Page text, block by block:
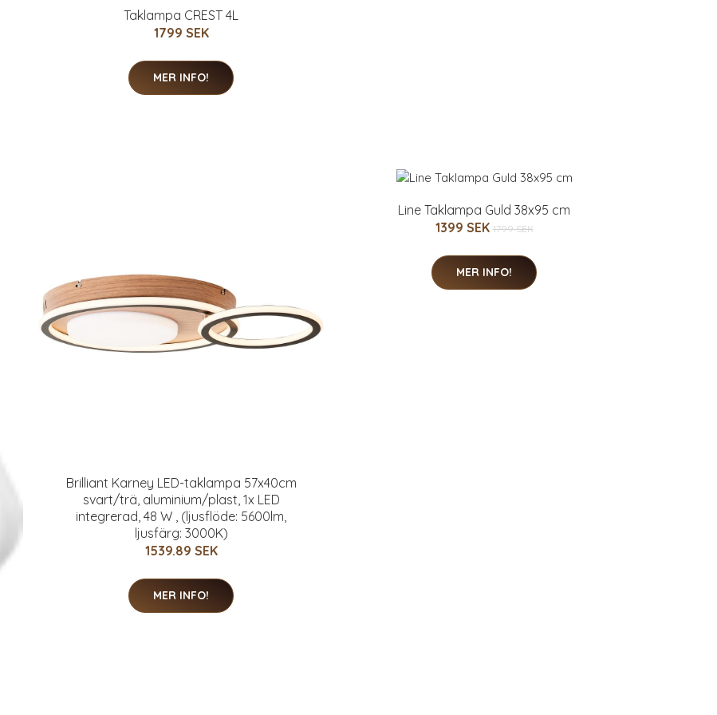
Taklampa CREST 4L
1799 SEK
MER INFO!
Brilliant Karney LED-taklampa 57x40cm
svart/trä, aluminium/plast, 1x LED
integrerad, 48 W , (ljusflöde: 5600lm,
ljusfärg: 3000K)
1539.89 SEK
MER INFO!
Line Taklampa Guld 38x95 cm
1399 SEK 1799 SEK
MER INFO!